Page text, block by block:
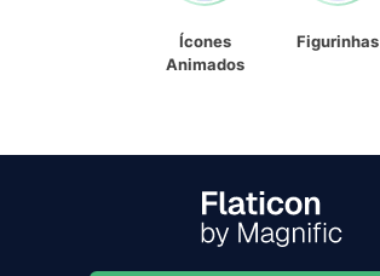
Ícones
Animados
Figurinhas